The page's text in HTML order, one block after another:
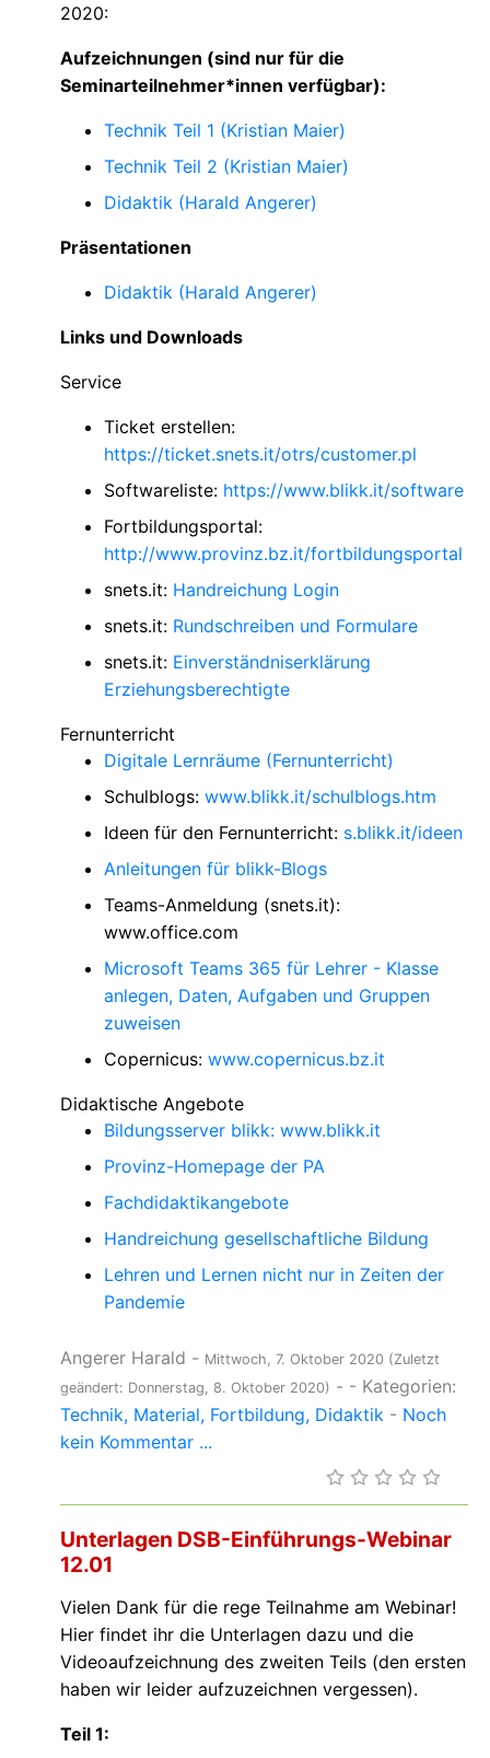
2020:
Aufzeichnungen (sind nur für die
Seminarteilnehmer*innen verfügbar):
Technik Teil 1 (Kristian Maier)
Technik Teil 2 (Kristian Maier)
Didaktik (Harald Angerer)
Präsentationen
Didaktik (Harald Angerer)
Links und Downloads
Service
Ticket erstellen:
https://ticket.snets.it/otrs/customer.pl
Softwareliste: https://www.blikk.it/software
Fortbildungsportal:
http://www.provinz.bz.it/fortbildungsportal
snets.it: Handreichung Login
snets.it: Rundschreiben und Formulare
snets.it: Einverständniserklärung
Erziehungsberechtigte
Fernunterricht
Digitale Lernräume (Fernunterricht)
Schulblogs: www.blikk.it/schulblogs.htm
Ideen für den Fernunterricht: s.blikk.it/ideen
Anleitungen für blikk-Blogs
Teams-Anmeldung (snets.it):
www.office.com
Microsoft Teams 365 für Lehrer - Klasse
anlegen, Daten, Aufgaben und Gruppen
zuweisen
Copernicus: www.copernicus.bz.it
Didaktische Angebote
Bildungsserver blikk: www.blikk.it
Provinz-Homepage der PA
Fachdidaktikangebote
Handreichung gesellschaftliche Bildung
Lehren und Lernen nicht nur in Zeiten der
Pandemie
Angerer Harald - Mittwoch, 7. Oktober 2020 (Zuletzt
geändert: Donnerstag, 8. Oktober 2020) - - Kategorien:
Technik Material Fortbildung Didaktik - Noch
kein Kommentar ...
Unterlagen DSB-Einführungs-Webinar
12.01
Vielen Dank für die rege Teilnahme am Webinar!
Hier findet ihr die Unterlagen dazu und die
Videoaufzeichnung des zweiten Teils (den ersten
haben wir leider aufzuzeichnen vergessen).
Teil 1: